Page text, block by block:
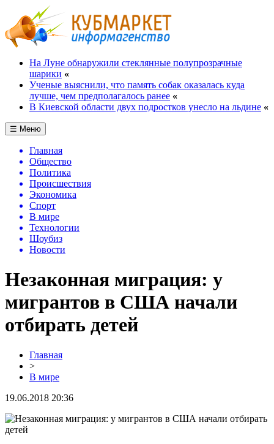
На Луне обнаружили стеклянные полупрозрачные
шарики «
Ученые выяснили, что память собак оказалась куда
лучше, чем предполагалось ранее «
В Киевской области двух подростков унесло на льдине «
☰ Меню
Главная
Общество
Политика
Происшествия
Экономика
Спорт
В мире
Технологии
Шоубиз
Новости
Незаконная миграция: у
мигрантов в США начали
отбирать детей
Главная
>
В мире
19.06.2018 20:36